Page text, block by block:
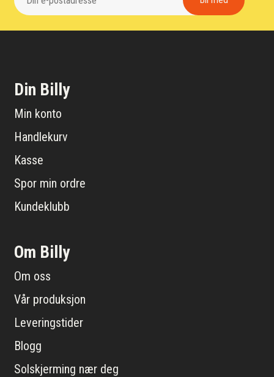
Din Billy
Min konto
Handlekurv
Kasse
Spor min ordre
Kundeklubb
Om Billy
Om oss
Vår produksjon
Leveringstider
Blogg
Solskjerming nær deg